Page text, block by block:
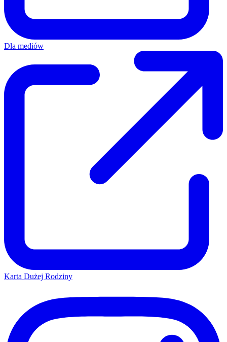
Dla mediów
Karta Dużej Rodziny